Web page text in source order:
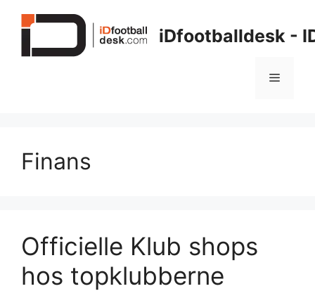
iDfootballdesk -
Menu
Finans
Officielle Klub shops
hos topklubberne